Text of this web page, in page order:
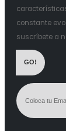
constante
suscríbete a